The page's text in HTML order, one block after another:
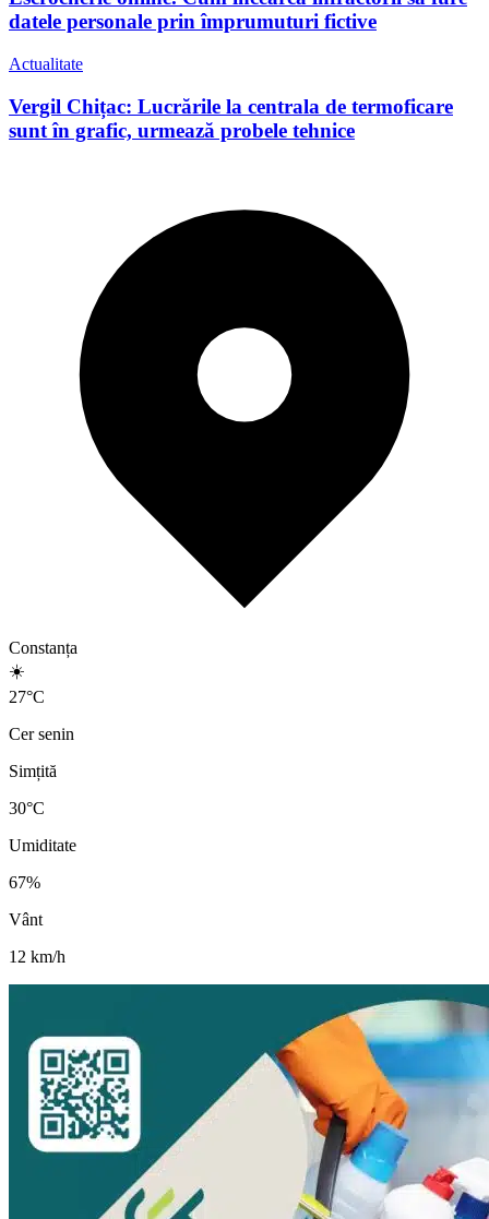
datele personale prin împrumuturi fictive
Actualitate
Vergil Chițac: Lucrările la centrala de termoficare
sunt în grafic, urmează probele tehnice
Constanța
☀️
27°C
Cer senin
Simțită
30°C
Umiditate
67%
Vânt
12 km/h